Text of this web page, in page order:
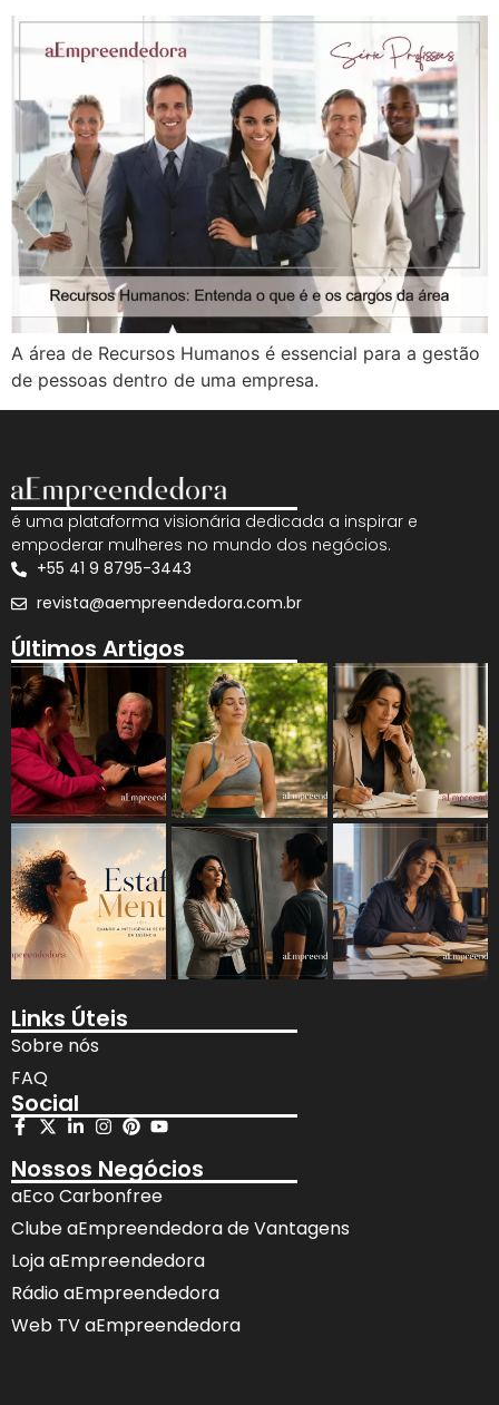
A área de Recursos Humanos é essencial para a gestão
de pessoas dentro de uma empresa.
é uma plataforma visionária dedicada a inspirar e
empoderar mulheres no mundo dos negócios.
+55 41 9 8795-3443
revista@aempreendedora.com.br
Últimos Artigos
Links Úteis
Sobre nós
FAQ
Social
Nossos Negócios
aEco Carbonfree
Clube aEmpreendedora de Vantagens
Loja aEmpreendedora
Rádio aEmpreendedora
Web TV aEmpreendedora